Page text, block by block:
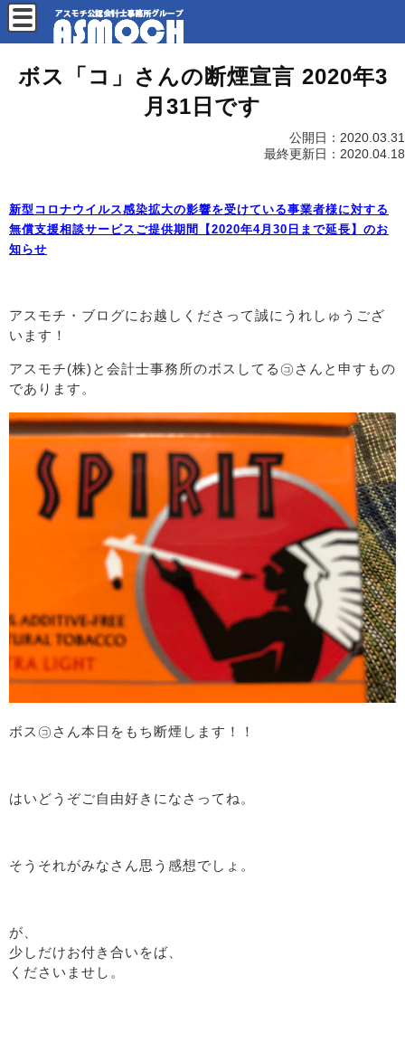
ボス「コ」さんの断煙宣言 2020年3
月31日です
公開日： 2020.03.31
最終更新日： 2020.04.18
新型コロナウイルス感染拡大の影響を受けている事業者様に対する
無償支援相談サービスご提供期間【2020年4月30日まで延長】のお
知らせ
アスモチ・ブログにお越しくださって誠にうれしゅうござ
います！
アスモチ(株)と会計士事務所のボスしてる㋙さんと申すもの
であります。
ボス㋙さん本日をもち断煙します！！
はいどうぞご自由好きになさってね。
そうそれがみなさん思う感想でしょ。
が、
少しだけお付き合いをば、
くださいませし。